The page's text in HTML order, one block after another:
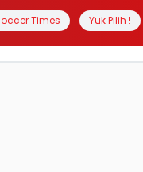
Times Yuk Pilih !